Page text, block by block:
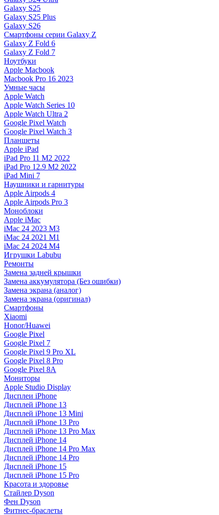
Galaxy S25
Galaxy S25 Plus
Galaxy S26
Смартфоны серии Galaxy Z
Galaxy Z Fold 6
Galaxy Z Fold 7
Ноутбуки
Apple Macbook
Macbook Pro 16 2023
Умные часы
Apple Watch
Apple Watch Series 10
Apple Watch Ultra 2
Google Pixel Watch
Google Pixel Watch 3
Планшеты
Apple iPad
iPad Pro 11 M2 2022
iPad Pro 12.9 M2 2022
iPad Mini 7
Наушники и гарнитуры
Apple Airpods 4
Apple Airpods Pro 3
Моноблоки
Apple iMac
iMac 24 2023 M3
iMac 24 2021 M1
iMac 24 2024 M4
Игрушки Labubu
Ремонты
Замена задней крышки
Замена аккумулятора (Без ошибки)
Замена экрана (аналог)
Замена экрана (оригинал)
Смартфоны
Xiaomi
Honor/Huawei
Google Pixel
Google Pixel 7
Google Pixel 9 Pro XL
Google Pixel 8 Pro
Google Pixel 8A
Мониторы
Apple Studio Display
Дисплеи iPhone
Дисплей iPhone 13
Дисплей iPhone 13 Mini
Дисплей iPhone 13 Pro
Дисплей iPhone 13 Pro Max
Дисплей iPhone 14
Дисплей iPhone 14 Pro Max
Дисплей iPhone 14 Pro
Дисплей iPhone 15
Дисплей iPhone 15 Pro
Красота и здоровье
Стайлер Dyson
Фен Dyson
Фитнес-браслеты